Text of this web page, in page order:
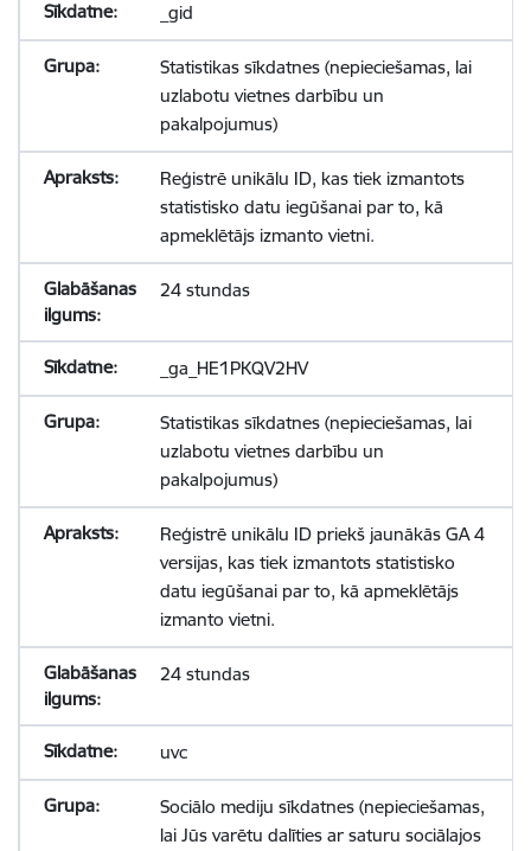
_gid
Statistikas sīkdatnes (nepieciešamas, lai
uzlabotu vietnes darbību un
pakalpojumus)
Reģistrē unikālu ID, kas tiek izmantots
statistisko datu iegūšanai par to, kā
apmeklētājs izmanto vietni.
24 stundas
_ga_HE1PKQV2HV
Statistikas sīkdatnes (nepieciešamas, lai
uzlabotu vietnes darbību un
pakalpojumus)
Reģistrē unikālu ID priekš jaunākās GA 4
versijas, kas tiek izmantots statistisko
datu iegūšanai par to, kā apmeklētājs
izmanto vietni.
24 stundas
uvc
Sociālo mediju sīkdatnes (nepieciešamas,
lai Jūs varētu dalīties ar saturu sociālajos